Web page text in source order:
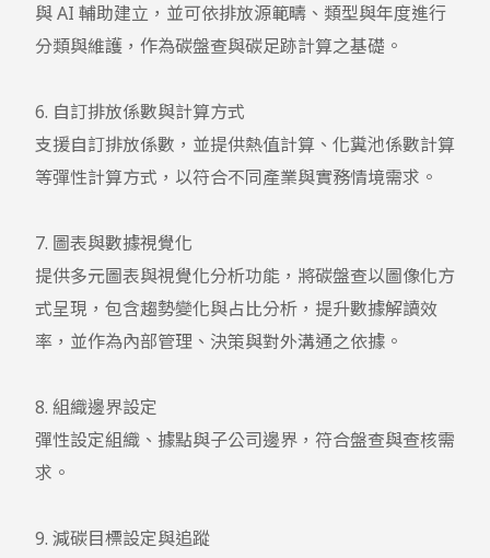
與 AI 輔助建立，並可依排放源範疇、類型與年度進行
分類與維護，作為碳盤查與碳足跡計算之基礎。
6. 自訂排放係數與計算方式
支援自訂排放係數，並提供熱值計算、化糞池係數計算
等彈性計算方式，以符合不同產業與實務情境需求。
7. 圖表與數據視覺化
提供多元圖表與視覺化分析功能，將碳盤查以圖像化方
式呈現，包含趨勢變化與占比分析，提升數據解讀效
率，並作為內部管理、決策與對外溝通之依據。
8. 組織邊界設定
彈性設定組織、據點與子公司邊界，符合盤查與查核需
求。
9. 減碳目標設定與追蹤